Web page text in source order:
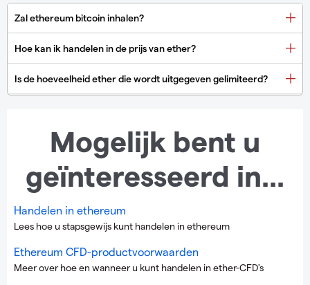
Mogelijk bent u
geïnteresseerd in...
Handelen in ethereum
Lees hoe u stapsgewijs kunt handelen in ethereum
Ethereum CFD-productvoorwaarden
Meer over hoe en wanneer u kunt handelen in ether-CFD's